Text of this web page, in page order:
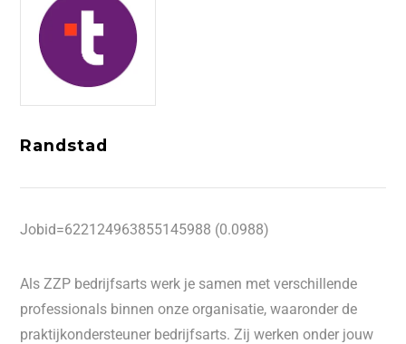
Randstad
Jobid=622124963855145988 (0.0988)
Als ZZP bedrijfsarts werk je samen met verschillende
professionals binnen onze organisatie, waaronder de
praktijkondersteuner bedrijfsarts. Zij werken onder jouw